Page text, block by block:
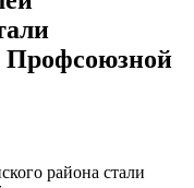
Профсоюзной